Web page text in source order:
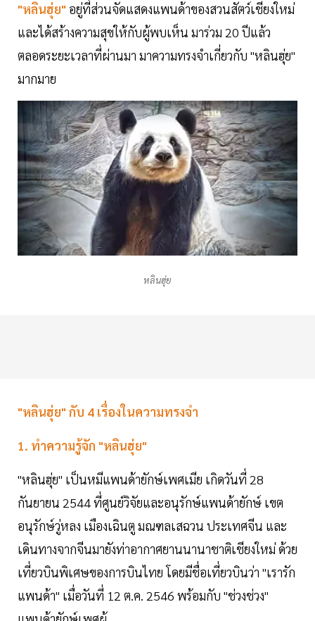
"หลินฮุ่ย" อยู่ที่ส่วนจัดแสดงแพนด้าของสวนสัตว์เชียงใหม่
และได้สร้างความสุขให้กับผู้พบเห็น มาร่วม 20 ปีแล้ว
ตลอดระยะเวลาที่ผ่านมา มาความทรงจำเกี่ยวกับ "หลินฮุ่ย"
มากมาย
หลินฮุ่ย
"หลินฮุ่ย" กับ 4 เรื่องในความทรงจำ
1. ทำความรู้จัก "หลินฮุ่ย"
"หลินฮุ่ย" เป็นหมีแพนด้ายักษ์เพศเมีย เกิดวันที่ 28
กันยายน 2544 ที่ศูนย์วิจัยและอนุรักษ์แพนด้ายักษ์ เขต
อนุรักษ์วู่หลง เมืองเฉินตู มณฑลเสฉวน ประเทศจีน และ
เดินทางจากจีนมายังท่าอากาศยานนานาชาติเชียงใหม่ ด้วย
เที่ยวบินพิเศษของการบินไทย โดยมีชื่อเที่ยวบินว่า "เรารัก
แพนด้า" เมื่อวันที่ 12 ต.ค. 2546 พร้อมกับ "ช่วงช่วง"